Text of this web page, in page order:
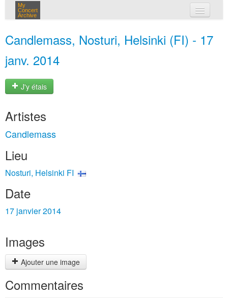
My
Concert
Archive
Candlemass, Nosturi, Helsinki (FI) - 17
janv. 2014
J'y étais
Artistes
Candlemass
Lieu
Nosturi, Helsinki FI
Date
17 janvier 2014
Images
Ajouter une image
Commentaires